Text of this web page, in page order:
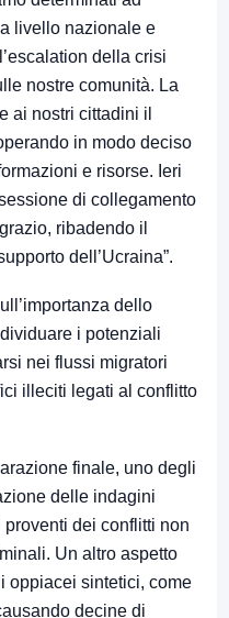
livello nazionale e
della crisi
nostre comunità. La
ai nostri cittadini il
in modo deciso
e risorse. Ieri
di collegamento
ribadendo il
dell’Ucraina”.
dello
i potenziali
nei flussi migratori
illeciti legati al conflitto
finale, uno degli
delle indagini
dei conflitti non
Un altro aspetto
oppiacei sintetici, come
decine di